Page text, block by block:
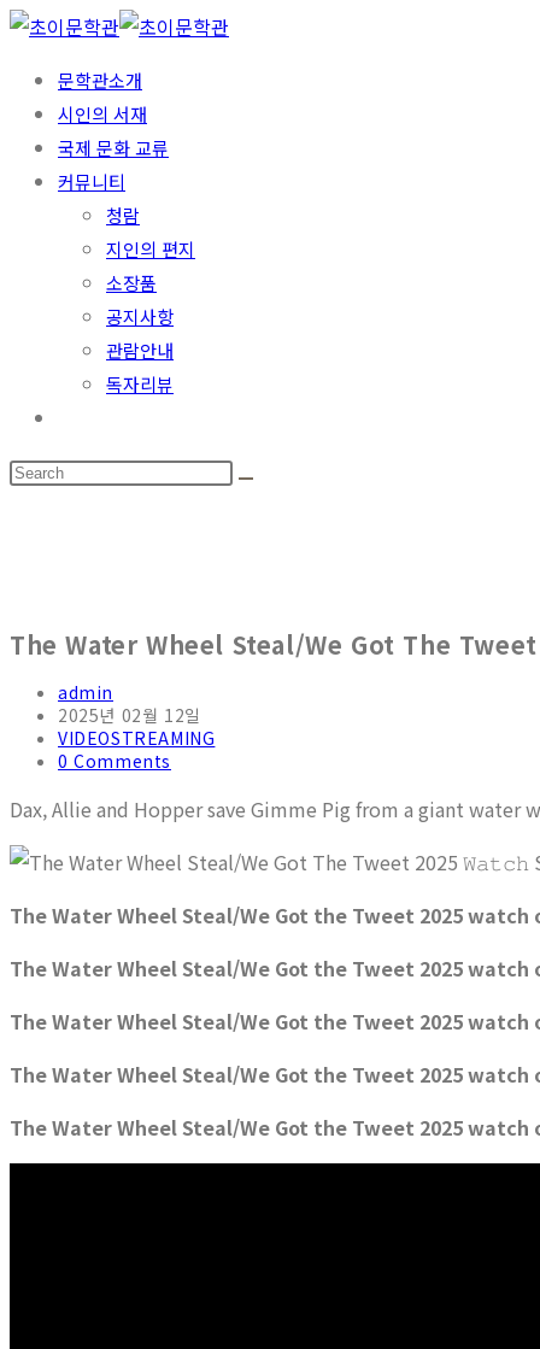
문학관소개
시인의 서재
국제 문화 교류
커뮤니티
청람
지인의 편지
소장품
공지사항
관람안내
독자리뷰
The Water Wheel Steal/We Got The
admin
2025년 02월 12일
VIDEOSTREAMING
0 Comments
Dax, Allie and Hopper save Gimme Pig from a giant water
The Water Wheel Steal/We Got the Tweet 2025 watch
The Water Wheel Steal/We Got the Tweet 2025 watch
The Water Wheel Steal/We Got the Tweet 2025
The Water Wheel Steal/We Got the Tweet 2025 watch
The Water Wheel Steal/We Got the Tweet 2025